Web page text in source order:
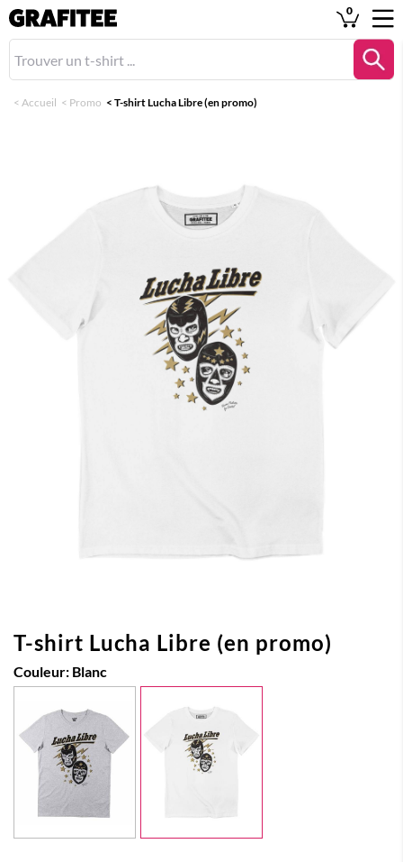
0
< Accueil < Promo < T-shirt Lucha Libre (en promo)
T-shirt Lucha Libre (en promo)
Couleur: Blanc